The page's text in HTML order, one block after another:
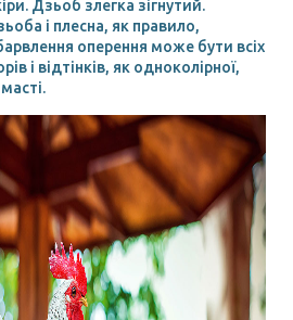
Дзьоб злегка зігнутий.
і плесна, як правило,
оперення може бути всіх
і відтінків, як одноколірної,